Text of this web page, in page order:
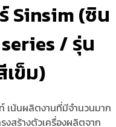
Sinsim (ซิน
/ รุ่น
เข็ม)
เน้นผลิตงานที่มีจำนวนมาก
งสร้างตัวเครื่องผลิตจาก